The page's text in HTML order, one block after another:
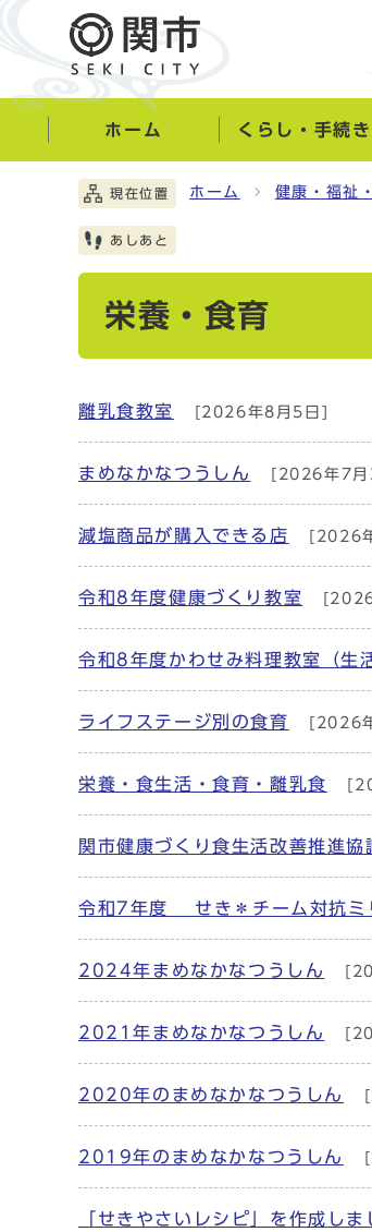
ホーム くらし・手続き
現在位置 ホーム 健康・福祉
あしあと
栄養・食育
離乳食教室 [2026年8月5日]
まめなかなつうしん [2026年7月
減塩商品が購入できる店 [2026
令和8年度健康づくり教室
令和8年度かわせみ料理教室（生
ライフステージ別の食育 [2026
栄養・食生活・食育・離乳食
関市健康づくり食生活改善推進協
令和7年度 せき＊チーム対抗ミ
2024年まめなかなつうしん
2021年まめなかなつうしん
2020年のまめなかなつうしん
2019年のまめなかなつうしん
「せきやさいレシピ」を作成しま